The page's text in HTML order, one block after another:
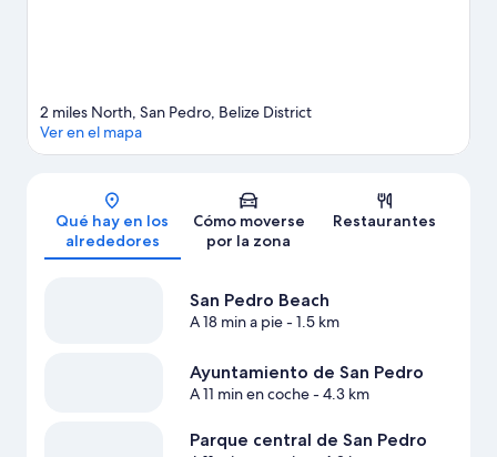
Mapa
2 miles North, San Pedro, Belize District
Ver en el mapa
Qué hay en los
alrededores
Cómo moverse
por la zona
Restaurantes
San Pedro Beach
A 18 min a pie- 1.5 km
Ayuntamiento de San Pedro
A 11 min en coche- 4.3 km
Parque central de San Pedro